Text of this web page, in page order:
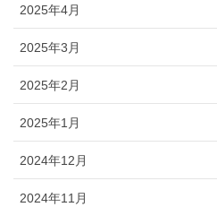
2025年4月
2025年3月
2025年2月
2025年1月
2024年12月
2024年11月